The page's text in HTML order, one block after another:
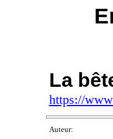
La
https://
Auteur: